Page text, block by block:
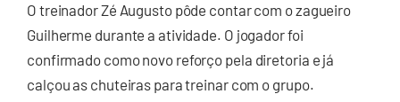
O treinador Zé Augusto pôde contar com o zagueiro
Guilherme durante a atividade. O jogador foi
confirmado como novo reforço pela diretoria e já
calçou as chuteiras para treinar com o grupo.